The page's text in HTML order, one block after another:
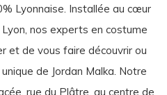
Lyonnaise. Installée au cœur
nos experts en costume
et de vous faire découvrir ou
de Jordan Malka. Notre
rue du Plâtre, au centre de